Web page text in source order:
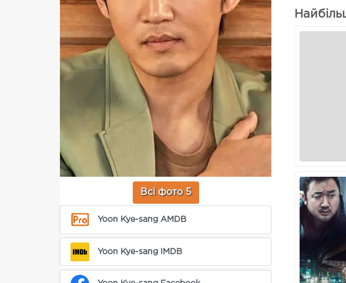
Всі фото 5
Yoon Kye-sang AMDB
Yoon Kye-sang IMDB